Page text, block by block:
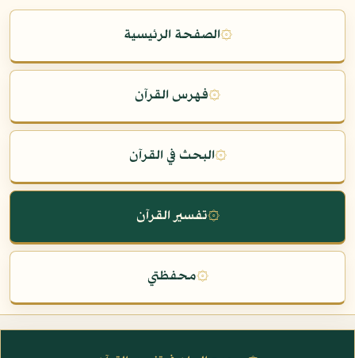
۞الصفحة الرئيسية
۞فهرس القرآن
۞البحث في القرآن
۞تفسير القرآن
۞محفظتي